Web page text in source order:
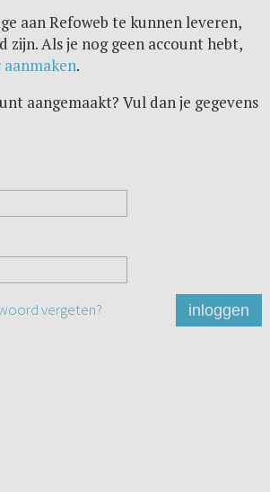
aan Refoweb te kunnen leveren,
zijn. Als je nog geen account hebt,
aanmaken.
aangemaakt? Vul dan je gegevens
vergeten? inloggen